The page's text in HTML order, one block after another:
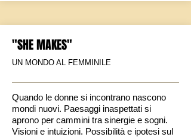
"SHE MAKES"
UN MONDO AL FEMMINILE
Quando le donne si incontrano nascono
mondi nuovi. Paesaggi inaspettati si
aprono per cammini tra sinergie e sogni.
Visioni e intuizioni. Possibilità e ipotesi sul